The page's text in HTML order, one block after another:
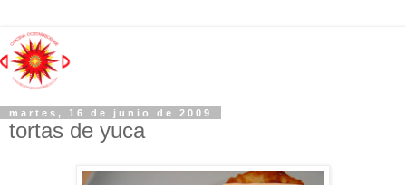
martes, 16 de junio de 2009
tortas de yuca